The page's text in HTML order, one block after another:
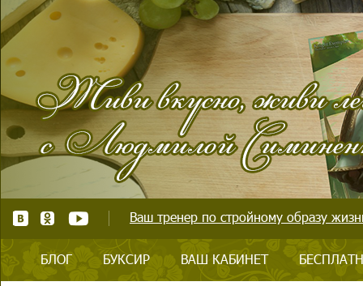
Ваш тренер по стройному образу
БЛОГ БУКСИР ВАШ КАБИНЕТ